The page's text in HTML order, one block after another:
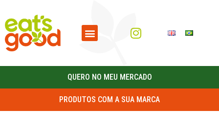
QUERO NO MEU MERCADO
PRODUTOS COM A SUA MARCA